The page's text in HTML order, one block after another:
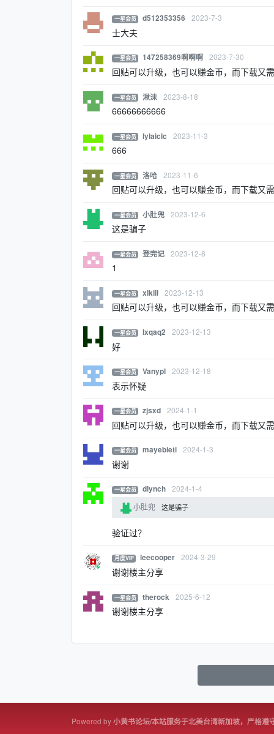
一星会员 d512353356 2023-7-3
士大夫
一星会员 147258369啊啊啊 2023-7-30
回贴可以升级，也可以赚金币，而下载又
一星会员 湫沫 2023-8-18
66666666666
一星会员 lylaiclc 2023-11-3
666
一星会员 洛哈 2023-11-6
回贴可以升级，也可以赚金币，而下载又
一星会员 小肚兜 2023-12-6
这是骗子
一星会员 登完记 2023-12-8
1
一星会员 xlkill 2023-12-13
回贴可以升级，也可以赚金币，而下载又
一星会员 lxqaq2 2023-12-13
好
一星会员 Vanypl 2023-12-18
表示怀疑
一星会员 zjsxd 2024-1-1
回贴可以升级，也可以赚金币，而下载又
一星会员 mayebieti 2024-1-3
谢谢
一星会员 dlynch
2024-1-4
小肚兜
这是骗子
验证过？
月度VIP leecooper 2024-3-29
谢谢楼主分享
一星会员 therock 2025-6-12
谢谢楼主分享
Powered by小黄书论坛/本站服务于北美台湾新加坡，严格遵